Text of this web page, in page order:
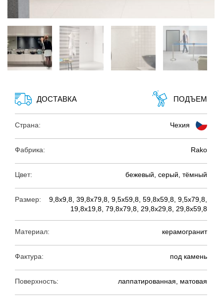
ДОСТАВКА ПОДЪЕМ
Страна: Чехия
Фабрика: Rako
Цвет: бежевый, серый, тёмный
Размер:
9,8х9,8, 39,8х79,8, 9,5х59,8, 59,8х59,8, 9,5х79,8,
19,8х19,8, 79,8х79,8, 29,8х29,8, 29,8х59,8
Материал: керамогранит
Фактура: под камень
Поверхность: лаппатированная, матовая